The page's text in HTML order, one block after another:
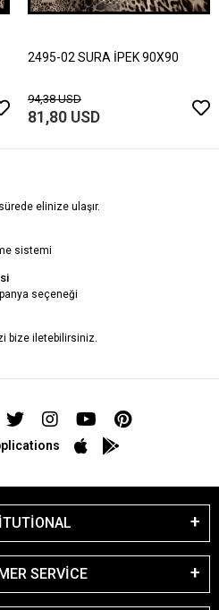
2495-02 SURA İPEK 90X90
94,38 USD
81,80 USD
elinize ulaşır.
sistemi
seçeneği
bize iletebilirsiniz.
SERVİCE